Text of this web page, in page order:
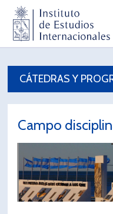
CÁTEDRAS Y
Campo